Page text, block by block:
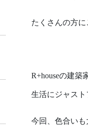
たくさんの方に
R+houseの建
生活にジャスト
今回、色合い